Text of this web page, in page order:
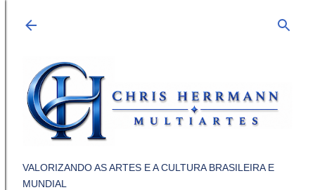
VALORIZANDO AS ARTES E A CULTURA BRASILEIRA E
MUNDIAL